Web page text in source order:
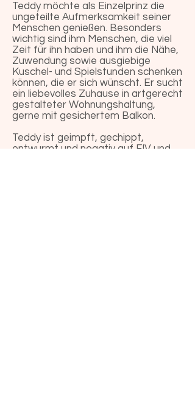
Teddy möchte als Einzelprinz die
ungeteilte Aufmerksamkeit seiner
Menschen genießen. Besonders
wichtig sind ihm Menschen, die viel
Zeit für ihn haben und ihm die Nähe,
Zuwendung sowie ausgiebige
Kuschel- und Spielstunden schenken
können, die er sich wünscht. Er sucht
ein liebevolles Zuhause in artgerecht
gestalteter Wohnungshaltung,
gerne mit gesichertem Balkon.
Teddy ist geimpft, gechippt,
entwurmt und negativ auf FIV und